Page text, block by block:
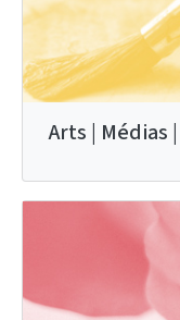
Arts |